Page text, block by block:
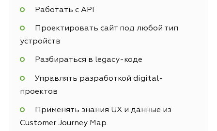
Работать с API
Проектировать сайт под любой тип
устройств
Разбираться в legacy-коде
Управлять разработкой digital-
проектов
Применять знания UX и данные из
Customer Journey Map